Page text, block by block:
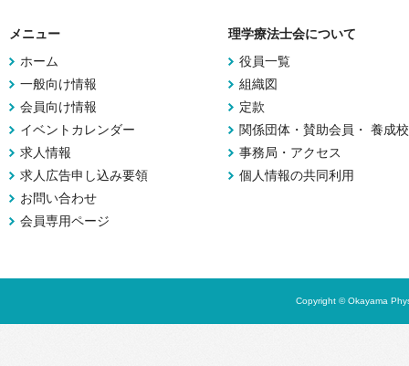
メニュー
ホーム
一般向け情報
会員向け情報
イベントカレンダー
求人情報
求人広告申し込み要領
お問い合わせ
会員専用ページ
理学療法士会について
役員一覧
組織図
定款
関係団体・賛助会員・ 養成校
事務局・アクセス
個人情報の共同利用
Copyright © Okayama